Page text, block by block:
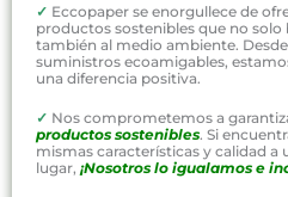
✓ Eccopaper se enorgullece de
productos sostenibles que no solo
también al medio ambiente.
suministros ecoamigables,
una diferencia positiva.
✓ Nos comprometemos a
productos sostenibles. Si
mismas características y calidad a
lugar, ¡Nosotros lo igualamos e